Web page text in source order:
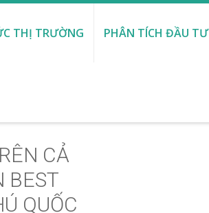
THỊ TRƯỜNG PHÂN TÍCH ĐẦU TƯ
CẢ
BEST
QUỐC